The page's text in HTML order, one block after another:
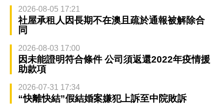
2026-08-05 17:21
社屋承租人因長期不在澳且疏於通報被解除合
同
2026-08-03 17:00
因未能證明符合條件 公司須返還2022年疫情援
助款項
2026-07-31 17:34
“快離快結”假結婚案嫌犯上訴至中院敗訴